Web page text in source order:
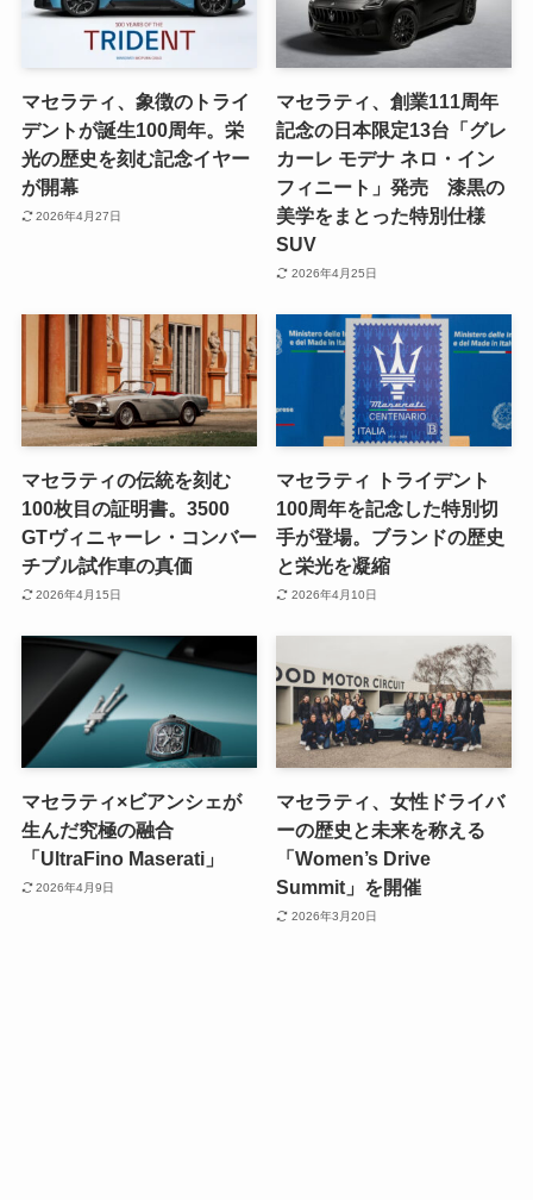
マセラティ、象徴のトライ
デントが誕生100周年。栄
光の歴史を刻む記念イヤー
が開幕
2026年4月27日
マセラティ、創業111周年
記念の日本限定13台「グレ
カーレ モデナ ネロ・イン
フィニート」発売 漆黒の
美学をまとった特別仕様
SUV
2026年4月25日
マセラティの伝統を刻む
100枚目の証明書。3500
GTヴィニャーレ・コンバー
チブル試作車の真価
2026年4月15日
マセラティ トライデント
100周年を記念した特別切
手が登場。ブランドの歴史
と栄光を凝縮
2026年4月10日
マセラティ×ビアンシェが
生んだ究極の融合
「UltraFino Maserati」
2026年4月9日
マセラティ、女性ドライバ
ーの歴史と未来を称える
「Women’s Drive
Summit」を開催
2026年3月20日